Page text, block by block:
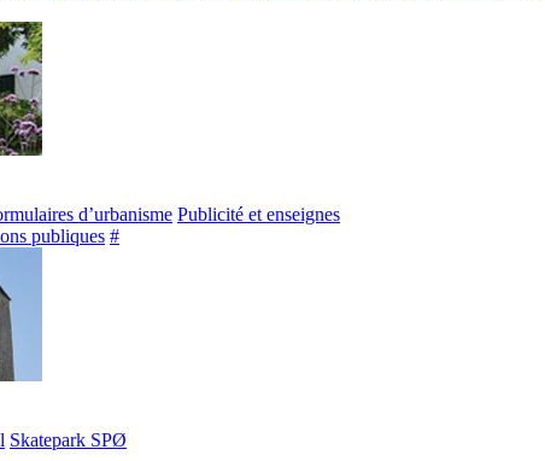
d’urbanisme Publicité et enseignes
publiques #
Skatepark SPØ